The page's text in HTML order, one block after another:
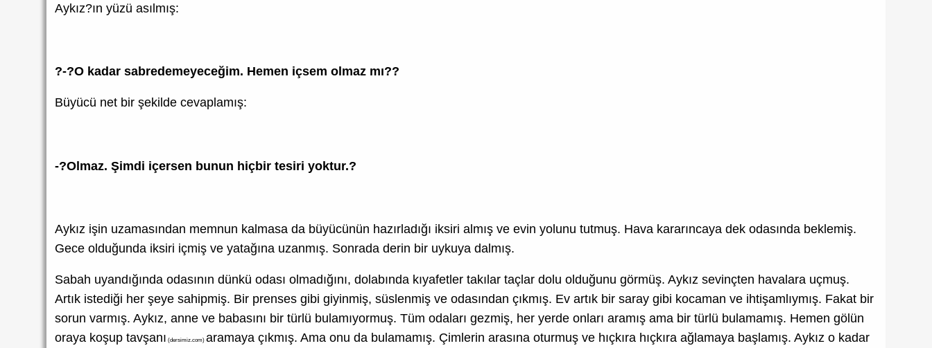
Aykız?ın yüzü asılmış:
?-?O kadar sabredemeyeceğim. Hemen içsem olmaz mı??
Büyücü net bir şekilde cevaplamış:
-?Olmaz. Şimdi içersen bunun hiçbir tesiri yoktur.?
Aykız işin uzamasından memnun kalmasa da büyücünün hazırladığı iksiri almış ve evin yolunu tutmuş. Hava kararıncaya dek odasında beklemiş.
Gece olduğunda iksiri içmiş ve yatağına uzanmış. Sonrada derin bir uykuya dalmış.
Sabah uyandığında odasının dünkü odası olmadığını, dolabında kıyafetler takılar taçlar dolu olduğunu görmüş. Aykız sevinçten havalara uçmuş.
Artık istediği her şeye sahipmiş. Bir prenses gibi giyinmiş, süslenmiş ve odasından çıkmış. Ev artık bir saray gibi kocaman ve ihtişamlıymış. Fakat bir
sorun varmış. Aykız, anne ve babasını bir türlü bulamıyormuş. Tüm odaları gezmiş, her yerde onları aramış ama bir türlü bulamamış. Hemen gölün
oraya koşup tavşanı (dersimiz.com)aramaya çıkmış. Ama onu da bulamamış. Çimlerin arasına oturmuş ve hıçkıra hıçkıra ağlamaya başlamış. Aykız o kadar